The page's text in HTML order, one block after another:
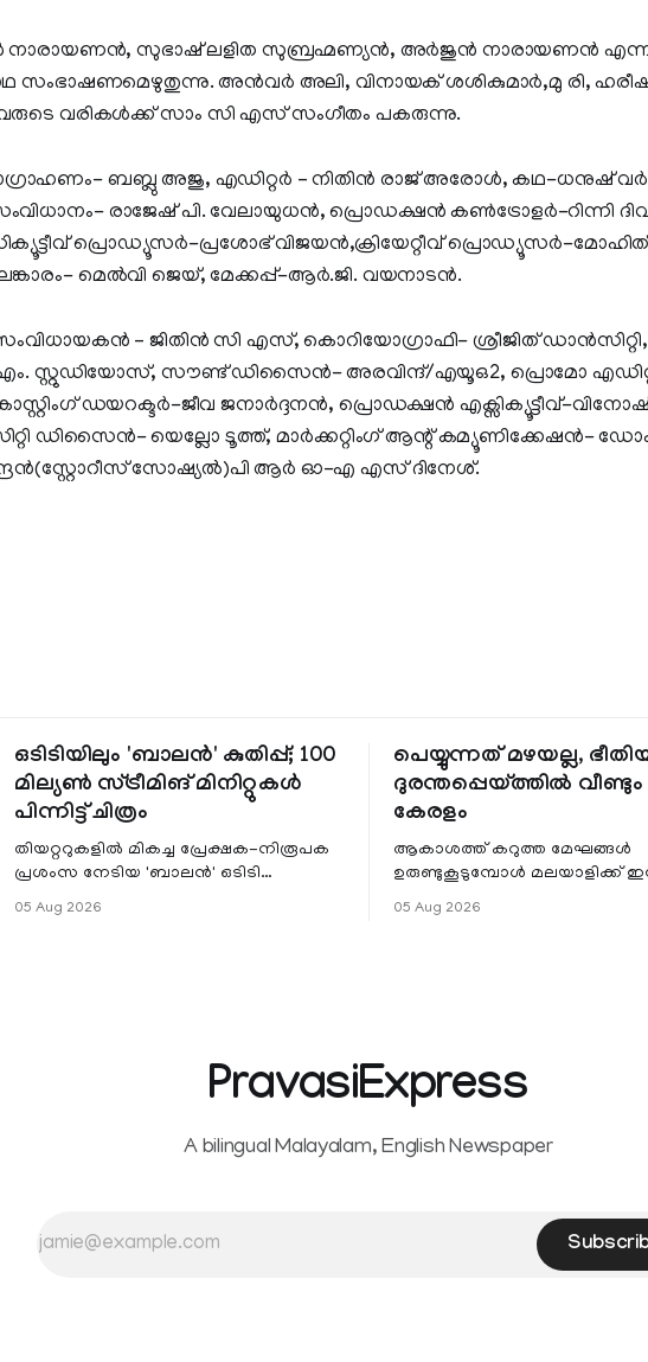
നാരായണൻ, സുഭാഷ് ലളിത സുബ്രഹ്മണ്യൻ, അർജുൻ നാരായണൻ
സംഭാഷണമെഴുതുന്നു. അൻവർ അലി, വിനായക് ശശികുമാർ,മു രി,
വരികൾക്ക് സാം സി എസ് സംഗീതം പകരുന്നു.
ബബ്ലു അജു, എഡിറ്റർ – നിതിൻ രാജ് അരോൾ, കഥ-ധനുഷ്
രാജേഷ് പി. വേലായുധൻ, പ്രൊഡക്ഷൻ കൺട്രോളർ-റിന്നി
പ്രൊഡ്യൂസർ-പ്രശോഭ് വിജയൻ,ക്രിയേറ്റീവ് പ്രൊഡ്യൂസർ-മോഹിത്
മെൽവി ജെയ്, മേക്കപ്പ്-ആർ.ജി. വയനാടൻ.
– ജിതിൻ സി എസ്, കൊറിയോഗ്രാഫി- ശ്രീജിത്
സ്റ്റുഡിയോസ്, സൗണ്ട് ഡിസൈൻ- അരവിന്ദ്/എയൂഒ2, പ്രൊമോ
കാസ്റ്റിംഗ് ഡയറക്ടർ-ജീവ ജനാർദ്ദനൻ, പ്രൊഡക്ഷൻ എക്സിക്യൂട്ടീവ്-
ഡിസൈൻ- യെല്ലോ ടൂത്ത്, മാർക്കറ്റിംഗ് ആന്റ് കമ്യൂണിക്കേഷൻ-
സോഷ്യൽ)പി ആർ ഓ-എ എസ് ദിനേശ്.
ഒടിടിയിലും 'ബാലൻ' കുതിപ്പ്; 100
മില്യൺ സ്ട്രീമിങ് മിനിറ്റുകൾ
പിന്നിട്ട് ചിത്രം
തിയറ്ററുകളിൽ മികച്ച പ്രേക്ഷക-നിരൂപക
പ്രശംസ നേടിയ 'ബാലൻ' ഒടിടി
തുടരുന്നു. സീ5-ൽ
05 Aug 2026
പെയ്യുന്നത് മഴയല്ല,
ദുരന്തപ്പെയ്ത്തിൽ വീണ്ടും
കേരളം
ആകാശത്ത് കറുത്ത മേഘങ്ങൾ
ഉരുണ്ടുകൂടുമ്പോൾ മലയാളിക്ക്
വിറയലാണ്. മഴ ഒരുകാലത്ത്
05 Aug 2026
PravasiExpress
A bilingual Malayalam, English Newspaper